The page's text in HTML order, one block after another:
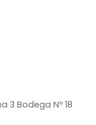
3 Bodega Nº 18